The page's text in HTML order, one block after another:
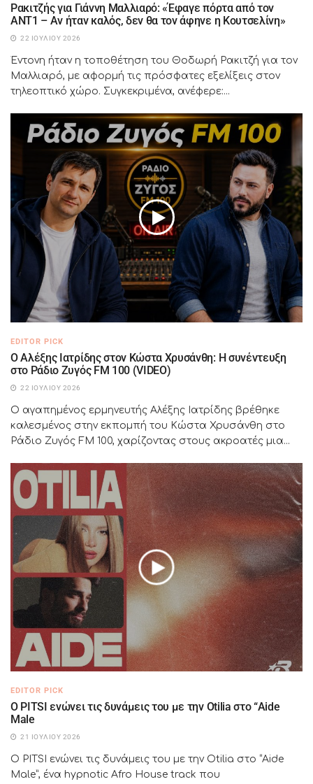
Ρακιτζής για Γιάννη Μαλλιαρό: «Έφαγε πόρτα από τον
ΑΝΤ1 – Αν ήταν καλός, δεν θα τον άφηνε η Κουτσελίνη»
22 ΙΟΥΛΊΟΥ 2026
Έντονη ήταν η τοποθέτηση του Θοδωρή Ρακιτζή για τον
Μαλλιαρό, με αφορμή τις πρόσφατες εξελίξεις στον
τηλεοπτικό χώρο. Συγκεκριμένα, ανέφερε:...
EDITOR PICK
Ο Αλέξης Ιατρίδης στον Κώστα Χρυσάνθη: Η συνέντευξη
στο Ράδιο Ζυγός FM 100 (VIDEO)
22 ΙΟΥΛΊΟΥ 2026
Ο αγαπημένος ερμηνευτής Αλέξης Ιατρίδης βρέθηκε
καλεσμένος στην εκπομπή του Κώστα Χρυσάνθη στο
Ράδιο Ζυγός FM 100, χαρίζοντας στους ακροατές μια...
EDITOR PICK
Ο PITSI ενώνει τις δυνάμεις του με την Otilia στο “Aide
Male
21 ΙΟΥΛΊΟΥ 2026
Ο PITSI ενώνει τις δυνάμεις του με την Otilia στο “Aide
Male”, ένα hypnotic Afro House track που